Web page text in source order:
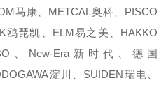
马康、METCAL奥科、PISCO
鸥琵凯、ELM易之美、HAKKO
、New-Era新时代、德国
淀川、SUIDEN瑞电、